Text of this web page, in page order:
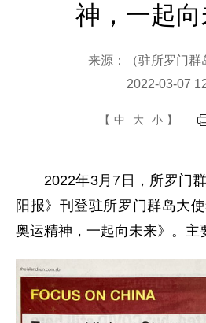
神，一起向
来源：（驻所罗门
2022-03-07
【 中 大 小 】
2022年3月7日，所罗门
阳报》刊登驻所罗门群岛大
奥运精神，一起向未来》。主